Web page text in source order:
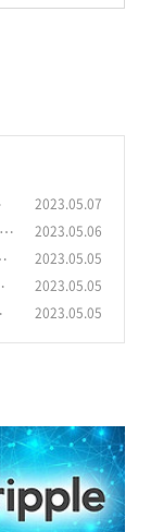
2023.05.07
2023.05.06
2023.05.05
2023.05.05
2023.05.05